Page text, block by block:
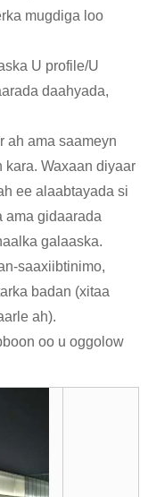
mugdiga loo
U profile/U
daahyada,
ah ama saameyn
kara. Waxaan diyaar
ee alaabtayada si
ama gidaarada
galaaska.
saaxiibtinimo,
badan (xitaa
ah).
oo u oggolow